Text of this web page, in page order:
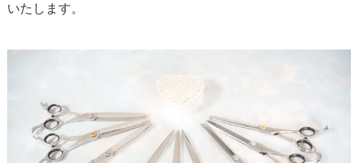
いたします。